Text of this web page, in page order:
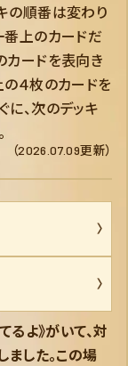
の順番は変わり
番上のカードだ
カードを表向き
４枚のカードを
、次のデッキ
（2026.07.09更新）
よ》がいて、対
ました。この場